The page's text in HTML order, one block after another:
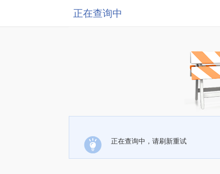
正在查询中
正在查询中，请刷新重试